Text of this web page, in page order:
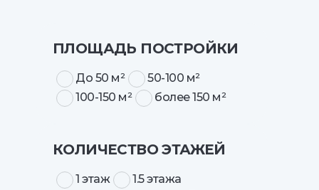
ПЛОЩАДЬ ПОСТРОЙКИ
До 50 м²
50-100 м²
100-150 м²
более 150 м²
КОЛИЧЕСТВО ЭТАЖЕЙ
1 этаж
1.5 этажа